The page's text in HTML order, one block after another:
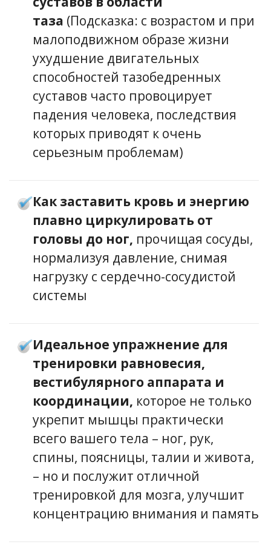
таза (Подсказка: с возрастом и при
малоподвижном образе жизни
ухудшение двигательных
способностей тазобедренных
суставов часто провоцирует
падения человека, последствия
которых приводят к очень
серьезным проблемам)
Как заставить кровь и энергию
плавно циркулировать от
головы до ног, прочищая сосуды,
нормализуя давление, снимая
нагрузку с сердечно-сосудистой
системы
Идеальное упражнение для
тренировки равновесия,
вестибулярного аппарата и
координации, которое не только
укрепит мышцы практически
всего вашего тела – ног, рук,
спины, поясницы, талии и живота,
– но и послужит отличной
тренировкой для мозга, улучшит
концентрацию внимания и память